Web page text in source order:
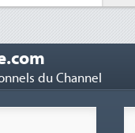
du Channel